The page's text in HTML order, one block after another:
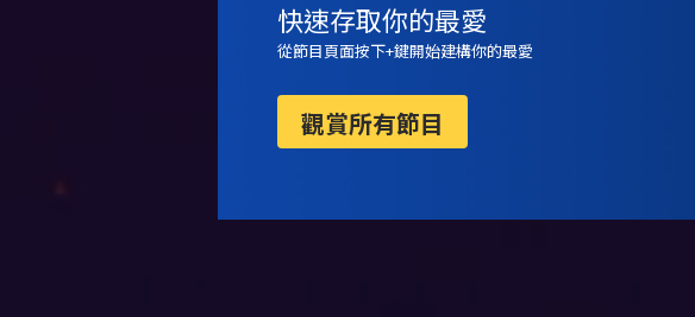
快速存取你的最愛
從節目頁面按下+鍵開始建構你的最愛
觀賞所有節目